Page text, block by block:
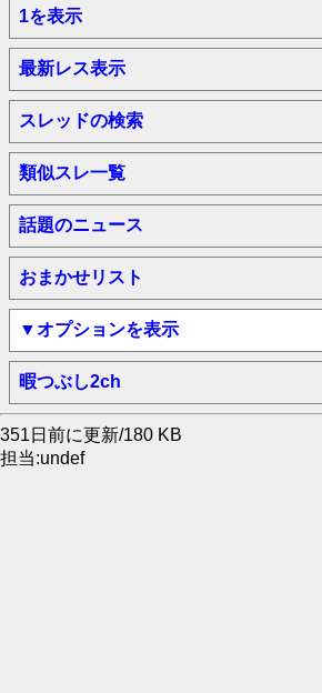
1を表示
最新レス表示
スレッドの検索
類似スレ一覧
話題のニュース
おまかせリスト
▼オプションを表示
暇つぶし2ch
351日前に更新/180 KB
担当:undef